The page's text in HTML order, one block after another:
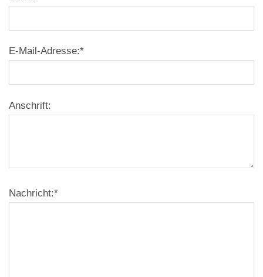
E-Mail-Adresse:*
Anschrift:
Nachricht:*